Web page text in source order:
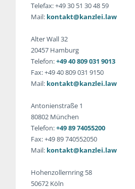
Telefax: +49 30 51 30 48 59
Mail: kontakt@kanzlei.law
Alter Wall 32
20457 Hamburg
Telefon:+49 40 809 031 9013
Fax: +49 40 809 031 9150
Mail: kontakt@kanzlei.law
Antonienstraße 1
80802 München
Telefon:+49 89 74055200
Fax: +49 89 740552050
Mail: kontakt@kanzlei.law
Hohenzollernring 58
50672 Köln